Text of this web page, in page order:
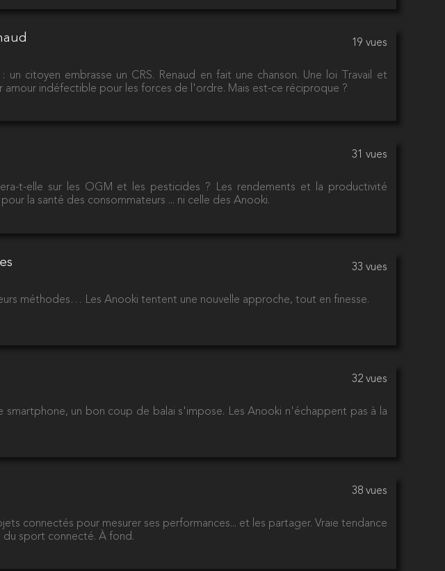
citoyen embrasse un CRS. Renaud en fait une chanson. Une loi Travail et
amour indéfectible pour les forces de l'ordre. Mais est-ce réciproque ?
19 vues
t-elle sur les OGM et les pesticides ? Les rendements et la productivité
la santé des consommateurs ... ni celle des Anooki.
31 vues
méthodes… Les Anooki tentent une nouvelle approche, tout en finesse.
33 vues
un bon coup de balai s'impose. Les Anooki n'échappent pas à la
32 vues
connectés pour mesurer ses performances... et les partager. Vraie tendance
du sport connecté. À fond.
38 vues